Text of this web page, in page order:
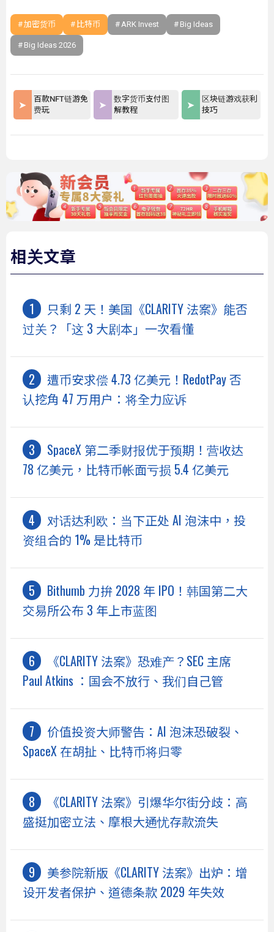
加密货币 比特币 ARK Invest Big Ideas
Big Ideas 2026
百款NFT链游免
费玩
数字货币支付图
解教程
区块链游戏获利
技巧
相关文章
只剩 2 天！美国《CLARITY 法案》能否
过关？「这 3 大剧本」一次看懂
遭币安求偿 4.73 亿美元！RedotPay 否
认挖角 47 万用户：将全力应诉
SpaceX 第二季财报优于预期！营收达
78 亿美元，比特币帐面亏损 5.4 亿美元
对话达利欧：当下正处 AI 泡沫中，投
资组合的 1% 是比特币
Bithumb 力拚 2028 年 IPO！韩国第二大
交易所公布 3 年上市蓝图
《CLARITY 法案》恐难产？SEC 主席
Paul Atkins ：国会不放行、我们自己管
价值投资大师警告：AI 泡沫恐破裂、
SpaceX 在胡扯、比特币将归零
《CLARITY 法案》引爆华尔街分歧：高
盛挺加密立法、摩根大通忧存款流失
美参院新版《CLARITY 法案》出炉：增
设开发者保护、道德条款 2029 年失效